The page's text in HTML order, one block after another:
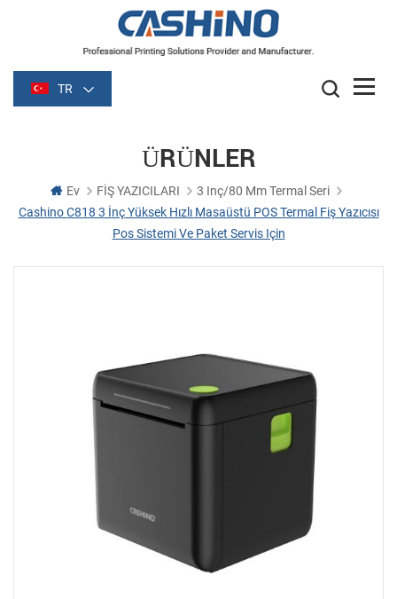
TR
ÜRÜNLER
Ev FİŞ YAZICILARI
3 Inç/80 Mm Termal Seri
Cashino C818 3 İnç Yüksek Hızlı Masaüstü POS Termal Fiş Yazıcısı
Pos Sistemi Ve Paket Servis Için